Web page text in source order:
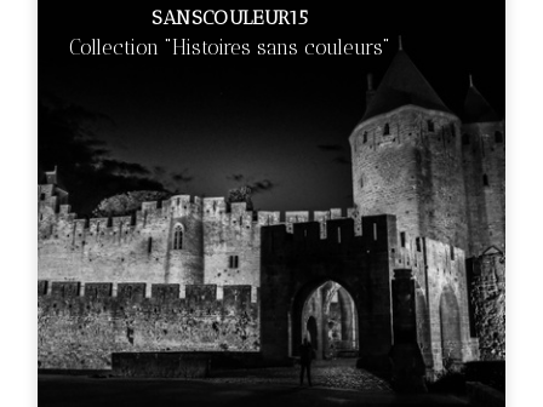
SANSCOULEUR15
Collection "Histoires sans couleurs"